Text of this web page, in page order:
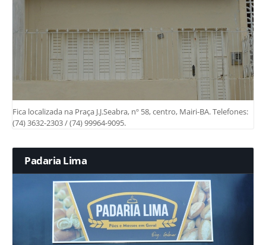
Fica localizada na Praça J.J.Seabra, nº 58, centro, Mairi-BA. Telefones:
(74) 3632-2303 / (74) 99964-9095.
Padaria Lima